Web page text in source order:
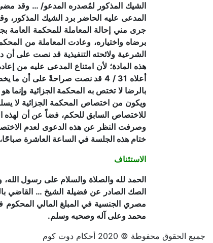
الشيك المذكور لمُصدره المدعو/ … وقد مضى
المدعى عليه الحاضر برد الشيك
الشرعية ولائحته التنفيذية قد نصت على
هذه المادة؛ لأن امتناع المدعى عليه من
أعلاه 31 / 4 قد نصت صراحةً على
بالرضا لا تختص به المحكمة الجزائية
ويكون من اختصاص المحكمة الجزائية لا
للاختصاص السابق للحكم، فضاً عن أن لهذه
وصرفت النظر عن هذه الدعوى لعدم
ختام هذه الجلسة في الساعة العاشرة صباحًا،
الاستئناف
الحمد لله والصلاة والسلام على رسول
مصري الجنسية في المبلغ المالي المحكوم
محمد وعلى آله وصحبه وسلم.
جميع الحقوق محفوطة © 2020 أحكام دوت كوم